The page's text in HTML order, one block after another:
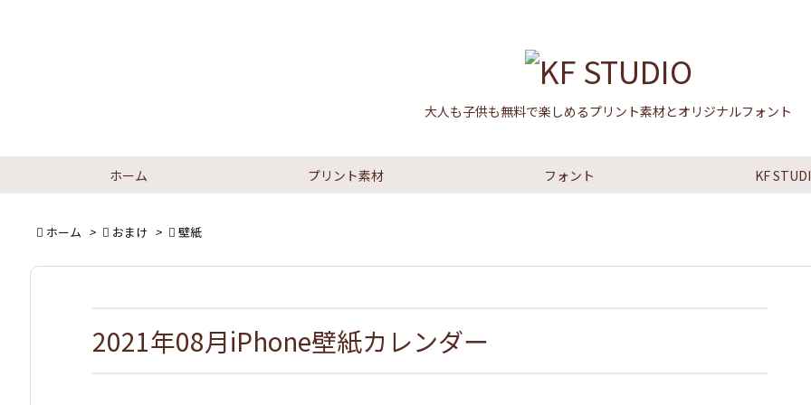
大人も子供も無料で楽しめるプリント素材とオリジナルフォント
ホーム プリント素材 フォント KF
 ホーム >  おまけ >  壁紙
2021年08月iPhone壁紙カレンダー